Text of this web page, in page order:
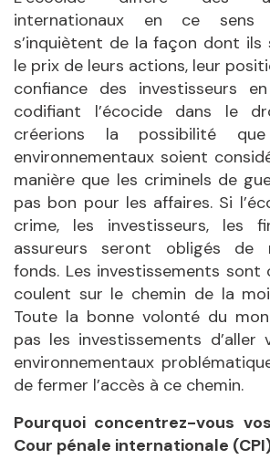
internationaux en ce
s’inquiètent de la façon dont ils
le prix de leurs actions, leur
confiance des investisseurs
codifiant l’écocide dans le
créerions la possibilité
environnementaux soient
manière que les criminels de
pas bon pour les affaires. Si
crime, les investisseurs, les
assureurs seront obligés de
fonds. Les investissements sont
coulent sur le chemin de la
Toute la bonne volonté du
pas les investissements d’aller
environnementaux
de fermer l’accès à ce chemin.
Pourquoi concentrez-vous
Cour pénale internationale